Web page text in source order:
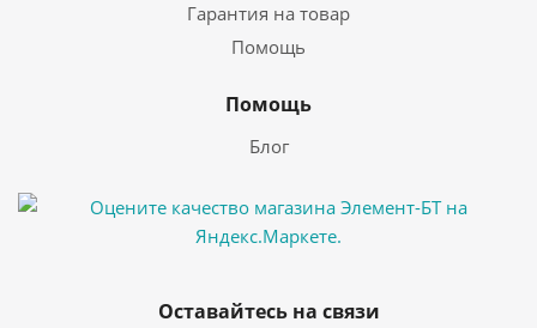
Гарантия на товар
Помощь
Помощь
Блог
Оставайтесь на связи